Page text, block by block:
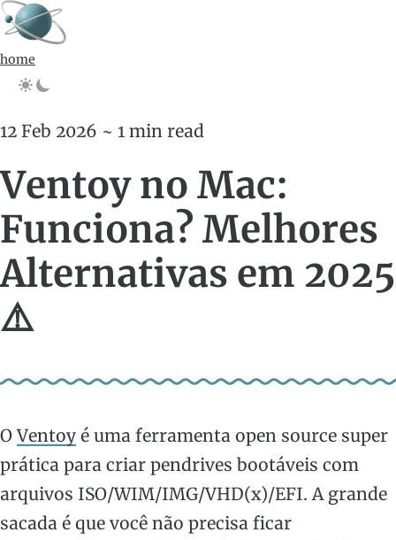
home
12 Feb 2026 ~ 1 min read
Ventoy no Mac:
Funciona? Melhores
Alternativas em 2025
⚠️
OVentoy é uma ferramenta open source super
prática para criar pendrives bootáveis com
arquivos ISO/WIM/IMG/VHD(x)/EFI. A grande
sacada é que você não precisa ficar